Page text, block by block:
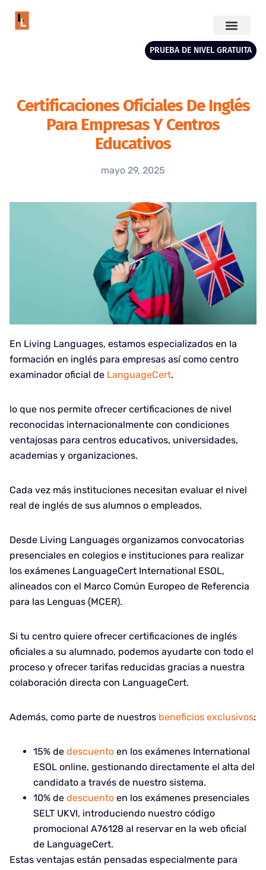
PRUEBA DE NIVEL GRATUITA
Certificaciones Oficiales De Inglés
Para Empresas Y Centros
Educativos
mayo 29, 2025
En Living Languages, estamos especializados en la
formación en inglés para empresas así como centro
examinador oficial de LanguageCert.
lo que nos permite ofrecer certificaciones de nivel
reconocidas internacionalmente con condiciones
ventajosas para centros educativos, universidades,
academias y organizaciones.
Cada vez más instituciones necesitan evaluar el nivel
real de inglés de sus alumnos o empleados.
Desde Living Languages organizamos convocatorias
presenciales en colegios e instituciones para realizar
los exámenes LanguageCert International ESOL,
alineados con el Marco Común Europeo de Referencia
para las Lenguas (MCER).
Si tu centro quiere ofrecer certificaciones de inglés
oficiales a su alumnado, podemos ayudarte con todo el
proceso y ofrecer tarifas reducidas gracias a nuestra
colaboración directa con LanguageCert.
Además, como parte de nuestros beneficios exclusivos:
15% de descuento en los exámenes International
ESOL online, gestionando directamente el alta del
candidato a través de nuestro sistema.
10% de descuento en los exámenes presenciales
SELT UKVI, introduciendo nuestro código
promocional A76128 al reservar en la web oficial
de LanguageCert.
Estas ventajas están pensadas especialmente para